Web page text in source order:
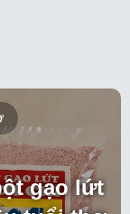
gạo lứt